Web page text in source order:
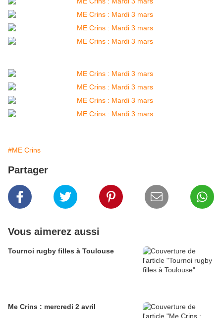
#ME Crins
Partager
Vous aimerez aussi
Tournoi rugby filles à Toulouse
Me Crins : mercredi 2 avril